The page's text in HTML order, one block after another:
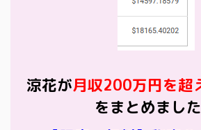
涼花が月収200万円を超
をまとめました